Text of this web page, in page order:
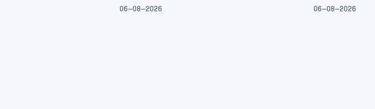
06-08-2026
06-08-2026